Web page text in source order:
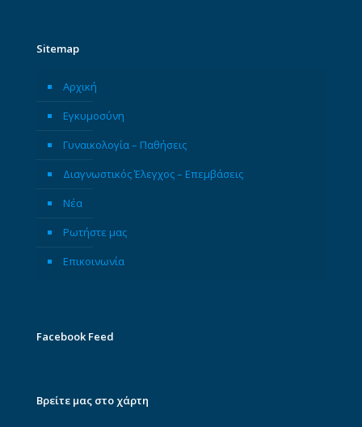
Sitemap
Αρχική
Εγκυμοσύνη
Γυναικολογία – Παθήσεις
Διαγνωστικός Έλεγχος – Επεμβάσεις
Νέα
Ρωτήστε μας
Επικοινωνία
Facebook Feed
Βρείτε μας στο χάρτη